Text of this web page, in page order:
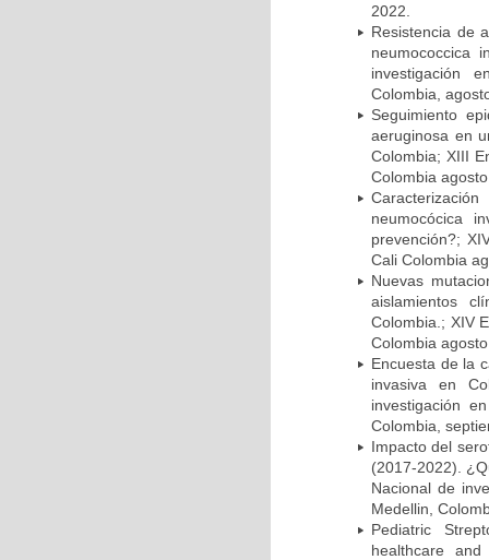
2022.
Resistencia de
neumococcica
investigación
Colombia,
Seguimiento
aeruginosa en
Colombia; XIII
Colombia
neumocócica
prevención?;
Cali Colombia
Nuevas
aislamientos
Colombia.; XIV
Colombia
Encuesta de la
invasiva en
investigación
Colombia,
Impacto del
(2017-2022).
Nacional de
Medellin,
Pediatric
healthcare and